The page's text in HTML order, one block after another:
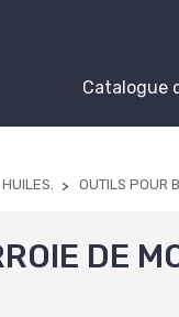
Catalogue
OUTILS POUR
DE